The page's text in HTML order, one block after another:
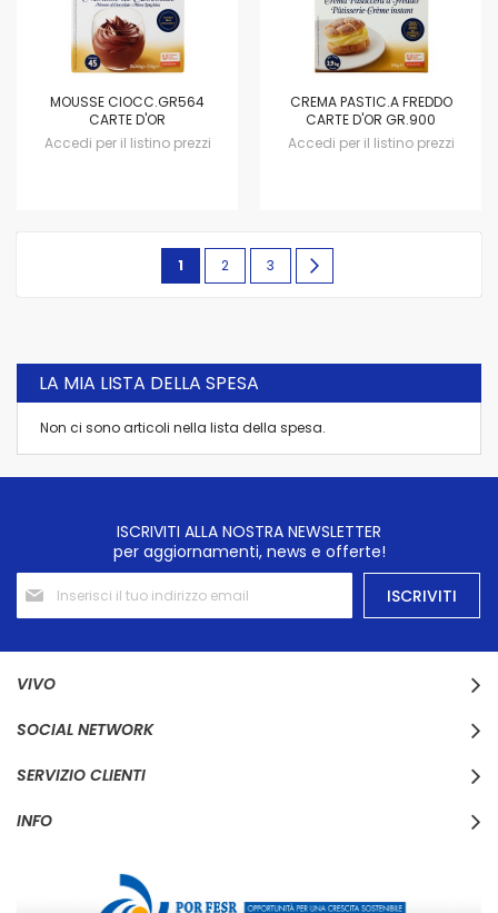
MOUSSE CIOCC.GR564
CARTE D'OR
Accedi per il listino prezzi
CREMA PASTIC.A FREDDO
CARTE D'OR GR.900
Accedi per il listino prezzi
Pagina
Attualmente
la
1 Pagina
2 Pagina
3
LA MIA LISTA DELLA SPESA
Non ci sono articoli nella lista della spesa.
ISCRIVITI ALLA NOSTRA NEWSLETTER
per aggiornamenti, news e offerte!
Iscriviti
alla
nostra
ISCRIVITI
VIVO
SOCIAL NETWORK
SERVIZIO CLIENTI
INFO